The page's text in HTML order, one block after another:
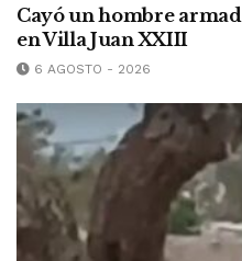
Cayó un hombre
en Villa Juan XXIII
6 AGOSTO - 2026